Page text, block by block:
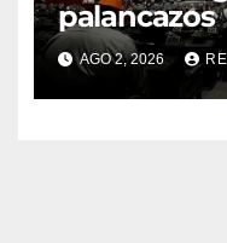
palancazos
AGO 2, 2026